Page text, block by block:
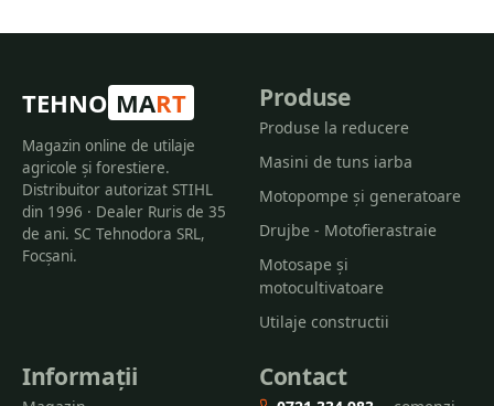
TEHNO MART
Magazin online de utilaje
agricole și forestiere.
Distribuitor autorizat STIHL
din 1996 · Dealer Ruris de 35
de ani. SC Tehnodora SRL,
Focșani.
Produse
Produse la reducere
Masini de tuns iarba
Motopompe și generatoare
Drujbe - Motofierastraie
Motosape și
motocultivatoare
Utilaje constructii
Informații Contact